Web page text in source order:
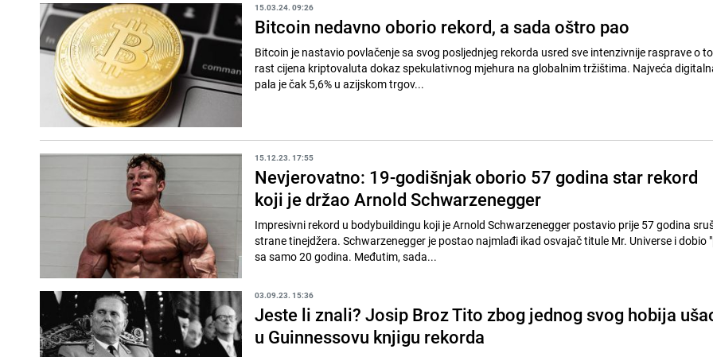
15.03.24. 09:26
Bitcoin nedavno oborio rekord, a sada oštro pao
Bitcoin je nastavio povlačenje sa svog posljednjeg rekorda usred sve intenzivnije rasprave o
rast cijena kriptovaluta dokaz spekulativnog mjehura na globalnim tržištima. Najveća
pala je čak 5,6% u azijskom trgov...
15.12.23. 17:55
Nevjerovatno: 19-godišnjak oborio 57 godina star rekord
koji je držao Arnold Schwarzenegger
Impresivni rekord u bodybuildingu koji je Arnold Schwarzenegger postavio prije 57 godina
strane tinejdžera. Schwarzenegger je postao najmlađi ikad osvajač titule Mr. Universe i dobio
sa samo 20 godina. Međutim, sada...
03.09.23. 15:36
Jeste li znali? Josip Broz Tito zbog jednog svog hobija
u Guinnessovu knjigu rekorda